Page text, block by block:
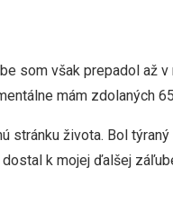
som však prepadol
mám zdolaných
života. Bol
k mojej ďalšej